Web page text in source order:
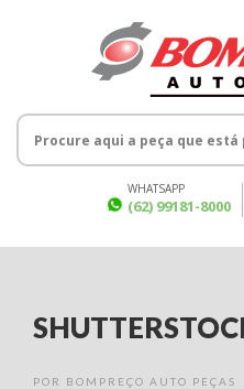
WHATSAPP
(62) 99181-8000
POR BOMPREÇO AUTO PEÇAS